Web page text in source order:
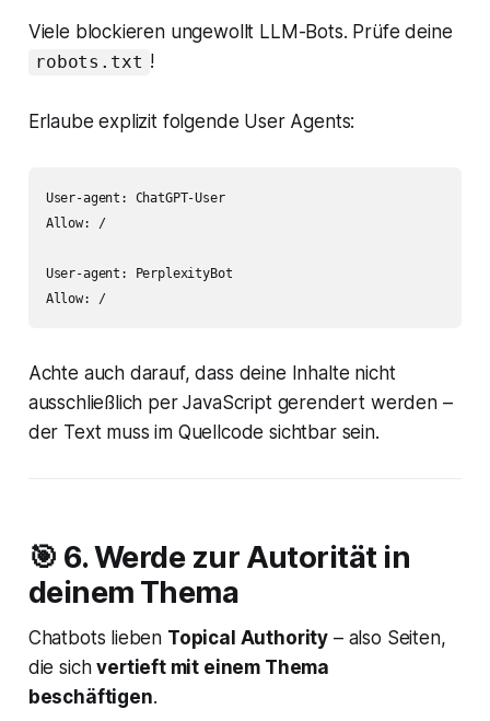
Viele blockieren ungewollt LLM-Bots. Prüfe deine
robots.txt !
Erlaube explizit folgende User Agents:
User-agent: ChatGPT-User
Allow: /
User-agent: PerplexityBot
Allow: /
Achte auch darauf, dass deine Inhalte nicht
ausschließlich per JavaScript gerendert werden –
der Text muss im Quellcode sichtbar sein.
🎯 6. Werde zur Autorität in
deinem Thema
Chatbots lieben Topical Authority – also Seiten,
die sichvertieft mit einem Thema
beschäftigen.